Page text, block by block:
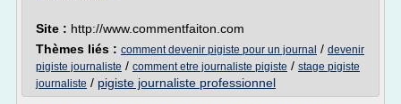
Site : http://www.commentfaiton.com
Thèmes liés : comment devenir pigiste pour un journal / devenir
pigiste journaliste / comment etre journaliste pigiste / stage pigiste
journaliste / pigiste journaliste professionnel